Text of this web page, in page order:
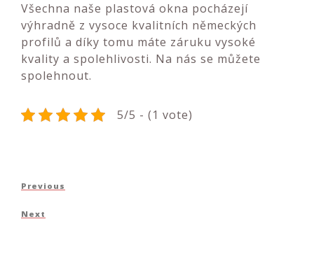
Všechna naše plastová okna pocházejí
výhradně z vysoce kvalitních německých
profilů a díky tomu máte záruku vysoké
kvality a spolehlivosti. Na nás se můžete
spolehnout.
5/5 - (1 vote)
Navigace
pro
Previous
Previous
Next
Next